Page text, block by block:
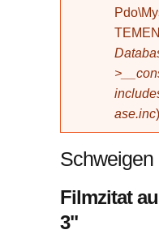
ase.inc
Schweigen
Filmzitat
3"